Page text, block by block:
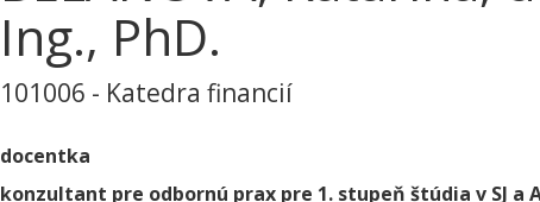
Ing., PhD.
101006 - Katedra financií
docentka
konzultant pre odbornú prax pre 1. stupeň štúdia v SJ a